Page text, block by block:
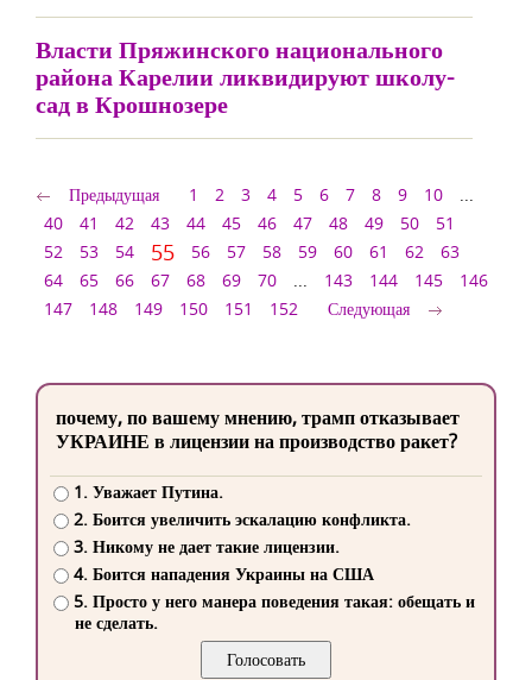
Власти Пряжинского национального
района Карелии ликвидируют школу-
сад в Крошнозере
Предыдущая 1 2 3 4 5 6 7 8 9 10
...
40
41 42 43 44 45 46 47 48 49 50
51
52
53 54 55 56 57 58 59 60 61 62
63
64
65 66 67 68 69 70 ... 143 144 145
146
147
148 149 150 151 152 Следующая
почему, по вашему мнению, трамп отказывает
УКРАИНЕ в лицензии на производство ракет?
1. Уважает Путина.
2. Боится увеличить эскалацию конфликта.
3. Никому не дает такие лицензии.
4. Боится нападения Украины на США
5. Просто у него манера поведения такая: обещать и
не сделать.